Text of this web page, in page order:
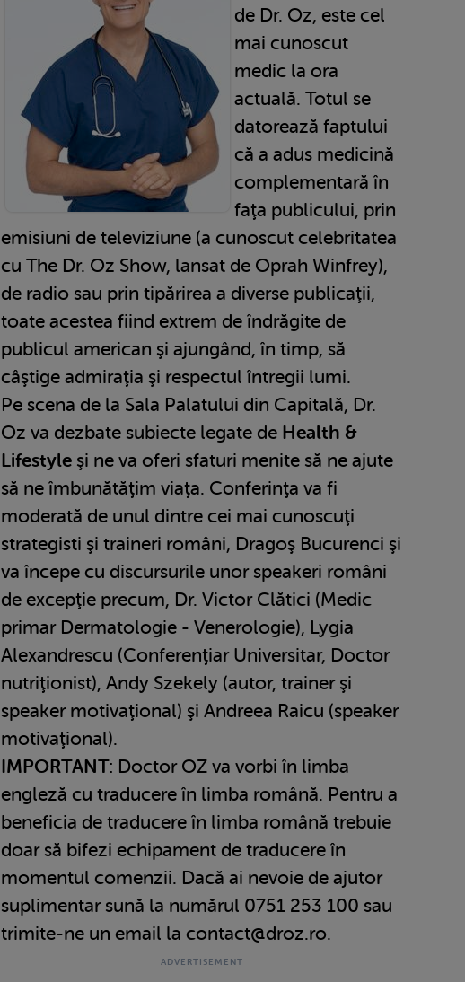
de Dr. Oz, este cel
mai cunoscut
medic la ora
actuală. Totul se
datorează faptului
că a adus medicină
complementară în
faţa publicului, prin
emisiuni de televiziune (a cunoscut celebritatea
cu The Dr. Oz Show, lansat de Oprah Winfrey),
de radio sau prin tipărirea a diverse publicaţii,
toate acestea fiind extrem de îndrăgite de
publicul american şi ajungând, în timp, să
câştige admiraţia şi respectul întregii lumi.
Pe scena de la Sala Palatului din Capitală, Dr.
Oz va dezbate subiecte legate de Health &
Lifestyle şi ne va oferi sfaturi menite să ne ajute
să ne îmbunătăţim viaţa. Conferinţa va fi
moderată de unul dintre cei mai cunoscuţi
strategisti şi traineri români, Dragoş Bucurenci şi
va începe cu discursurile unor speakeri români
de excepţie precum, Dr. Victor Clătici (Medic
primar Dermatologie - Venerologie), Lygia
Alexandrescu (Conferenţiar Universitar, Doctor
nutriţionist), Andy Szekely (autor, trainer şi
speaker motivaţional) şi Andreea Raicu (speaker
motivaţional).
IMPORTANT: Doctor OZ va vorbi în limba
engleză cu traducere în limba română. Pentru a
beneficia de traducere în limba română trebuie
doar să bifezi echipament de traducere în
momentul comenzii. Dacă ai nevoie de ajutor
suplimentar sună la numărul 0751 253 100 sau
trimite-ne un email la contact@droz.ro.